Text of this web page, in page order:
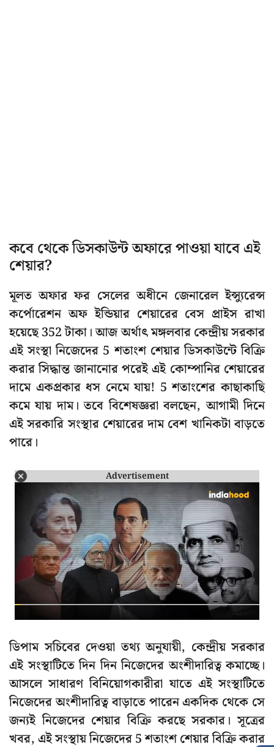
কবে থেকে ডিসকাউন্ট অফারে পাওয়া যাবে এই
শেয়ার?
মূলত অফার ফর সেলের অধীনে জেনারেল ইন্স্যুরেন্স
কর্পোরেশন অফ ইন্ডিয়ার শেয়ারের বেস প্রাইস রাখা
হয়েছে 352 টাকা। আজ অর্থাৎ মঙ্গলবার কেন্দ্রীয় সরকার
এই সংস্থা নিজেদের 5 শতাংশ শেয়ার ডিসকাউন্টে বিক্রি
করার সিদ্ধান্ত জানানোর পরেই এই কোম্পানির শেয়ারের
দামে একপ্রকার ধস নেমে যায়! 5 শতাংশের কাছাকাছি
কমে যায় দাম। তবে বিশেষজ্ঞরা বলছেন, আগামী দিনে
এই সরকারি সংস্থার শেয়ারের দাম বেশ খানিকটা বাড়তে
পারে।
Advertisement
ডিপাম সচিবের দেওয়া তথ্য অনুযায়ী, কেন্দ্রীয় সরকার
এই সংস্থাটিতে দিন দিন নিজেদের অংশীদারিত্ব কমাচ্ছে।
আসলে সাধারণ বিনিয়োগকারীরা যাতে এই সংস্থাটিতে
নিজেদের অংশীদারিত্ব বাড়াতে পারেন একদিক থেকে সে
জন্যই নিজেদের শেয়ার বিক্রি করছে সরকার। সূত্রের
খবর, এই সংস্থায় নিজেদের 5 শতাংশ শেয়ার বিক্রি করার